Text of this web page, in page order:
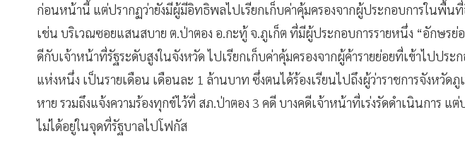
ก่อนหน้านี้ แต่ปรากฏว่ายังมีผู้มีอิทธิพลไปเรียกเก็บค่าคุ้มครองจากผู้ประกอบการในพื้น
เช่น บริเวณซอยแสนสบาย ต.ป่าตอง อ.กะทู้ จ.ภูเก็ต ที่มีผู้ประกอบการรายหนึ่ง “อักษร
ดีกับเจ้าหน้าที่รัฐระดับสูงในจังหวัด ไปเรียกเก็บค่าคุ้มครองจากผู้ค้ารายย่อยที่เข้าไปปร
แห่งหนึ่ง เป็นรายเดือน เดือนละ 1 ล้านบาท ซึ่งตนได้ร้องเรียนไปถึงผู้ว่าราชการจังหวัดภู
หาย รวมถึงแจ้งความร้องทุกข์ไว้ที่ สภ.ป่าตอง 3 คดี บางคดีเจ้าหน้าที่เร่งรัดดำเนินการ แต่
ไม่ได้อยู่ในจุดที่รัฐบาลไปโฟกัส